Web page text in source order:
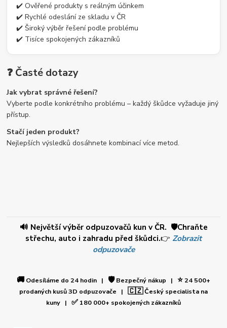
✔️ Ověřené produkty s reálným účinkem
✔️ Rychlé odeslání ze skladu v ČR
✔️ Široký výběr řešení podle problému
✔️ Tisíce spokojených zákazníků
❓ Časté dotazy
Jak vybrat správné řešení?
Vyberte podle konkrétního problému – každý škůdce vyžaduje jiný
přístup.
Stačí jeden produkt?
Nejlepších výsledků dosáhnete kombinací více metod.
🔊 Největší výběr odpuzovačů kun v ČR. 🛡️Chraňte
střechu, auto i zahradu před škůdci.👉 Zobrazit
odpuzovače
🚚 Odesíláme do 24 hodin | 🛡️Bezpečný nákup | ⭐24 500+
prodaných kusů 3D odpuzovače | 🇨🇿Český specialista na
kuny | ✅ 180 000+ spokojených zákazníků